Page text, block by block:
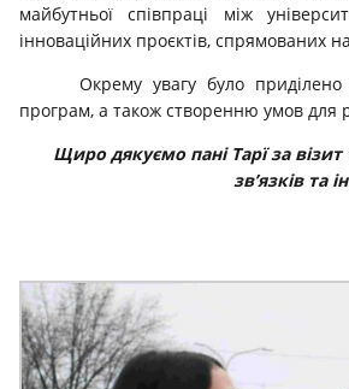
майбутньої співпраці між
інноваційних проєктів, спрямованих
Окрему увагу було
програм, а також створенню умов для
Щиро дякуємо пані Тарї за
зв’язків та